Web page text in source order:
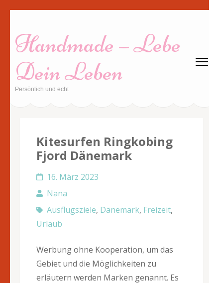
springen
drücken)
Handmade – Lebe
Dein Leben
Persönlich und echt
Kitesurfen Ringkobing
Fjord Dänemark
16. März 2023
Nana
Ausflugsziele, Dänemark, Freizeit,
Urlaub
Werbung ohne Kooperation, um das
Gebiet und die Möglichkeiten zu
erläutern werden Marken genannt. Es